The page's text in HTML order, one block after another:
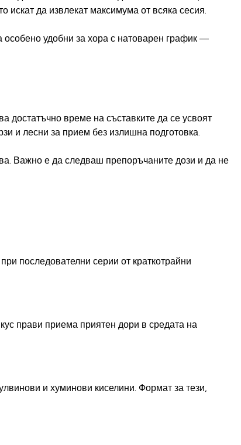
да извлекат максимума от всяка сесия.
особено удобни за хора с натоварен график —
достатъчно време на съставките да се усвоят
и лесни за прием без излишна подготовка.
Важно е да следваш препоръчаните дози и да не
последователни серии от краткотрайни
прави приема приятен дори в средата на
и хуминови киселини. Формат за тези,